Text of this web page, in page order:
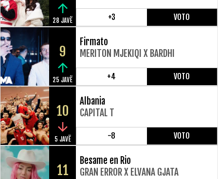
28 JAVË +3 VOTO
9
25 JAVË
Firmato
MERITON MJEKIQI X BARDHI
+4 VOTO
10
5 JAVË
Albania
CAPITAL T
-8 VOTO
11
Besame en Rio
GRAN ERROR X ELVANA GJATA